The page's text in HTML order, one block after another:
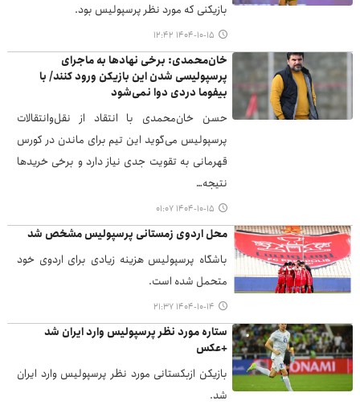
بازیکنی که مورد نظر پرسپولیس بود.
۱۴۰۴-۱۰-۱۵ ۱۲:۴۲
خان‌محمدی: برخی نهادها به ماجرای
پرسپولیسی شدن این بازیکن ورود کنند/ با
بیفوما دردی دوا نمی‌شود
حسن خان‌محمدی با انتقاد از نقل‌وانتقالات
پرسپولیس می‌گوید این تیم برای ماندن در کورس
قهرمانی به تقویت جدی نیاز دارد و برخی خریدها
نتیجه…
۱۴۰۴-۱۰-۱۵ ۰۱:۰۷
محل اردوی زمستانی پرسپولیس مشخص شد
باشگاه پرسپولیس هزینه زیادی برای اردوی خود
متحمل شده است.
۱۴۰۴-۱۰-۱۴ ۲۱:۳۷
ستاره مورد نظر پرسپولیس وارد ایران شد
+عکس
بازیکن ازبکستانی مورد نظر پرسپولیس وارد ایران
شد.